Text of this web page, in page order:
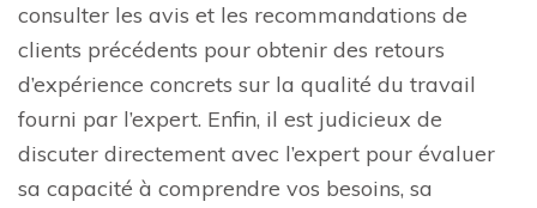
consulter les avis et les recommandations de
clients précédents pour obtenir des retours
d’expérience concrets sur la qualité du travail
fourni par l’expert. Enfin, il est judicieux de
discuter directement avec l’expert pour évaluer
sa capacité à comprendre vos besoins, sa